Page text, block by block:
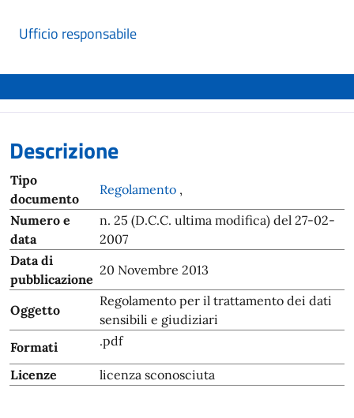
Ufficio responsabile
Descrizione
Tipo
documento
Regolamento ,
Numero e
data
n. 25 (D.C.C. ultima modifica) del 27-02-
2007
Data di
pubblicazione
20 Novembre 2013
Oggetto
Regolamento per il trattamento dei dati
sensibili e giudiziari
Formati
.pdf
Licenze licenza sconosciuta